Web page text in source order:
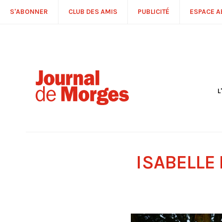
S'ABONNER CLUB DES AMIS PUBLICITÉ ESPACE
ISABELLE